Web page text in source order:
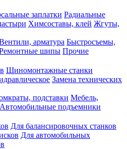
заплатки Радиальные
Химсоставы, клей Жгуты,
арматура Быстросъемы,
шипы Прочие
Шиномонтажные станки
Замена технических
подставки Мебель,
Автомобильные подъемники
Для балансировочных станков
Для автомобильных